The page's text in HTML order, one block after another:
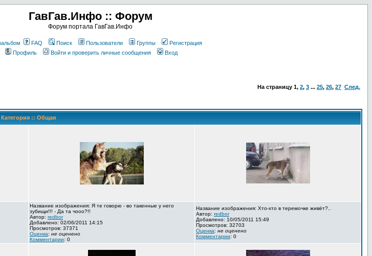
ГавГав.Инфо :: Форум
Форум портала ГавГав.Инфо
FAQ Поиск Пользователи Группы
Регистрация
Профиль
Войти и проверить личные сообщения Вход
На страницу 1, 2, 3 ... 25, 26, 27 След.
Категория :: Общая
Название изображения: Я те говорю - во такенные у него
зубищи!!! - Да та чооо?!!
Автор: redbor
Добавлено: 02/06/2011 14:15
Просмотров: 37371
Оценка: не оценено
Комментарии: 0
Название изображения: Хто-хто в теремочке живёт?..
Автор: redbor
Добавлено: 10/05/2011 15:49
Просмотров: 32703
Оценка: не оценено
Комментарии: 0